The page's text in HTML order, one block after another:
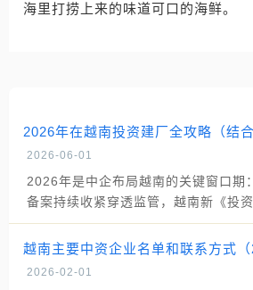
海里打捞上来的味道可口的海鲜。
2026年在越南投资建厂全攻略（结
2026-06-01
2026年是中企布局越南的关键窗口期
备案持续收紧穿透监管，越南新《投
越南主要中资企业名单和联系方式（
2026-02-01